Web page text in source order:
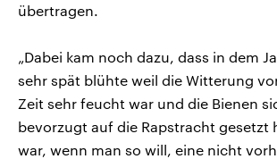
übertragen.
„Dabei kam noch dazu, dass in dem
sehr spät blühte weil die Witterung
Zeit sehr feucht war und die Bienen
bevorzugt auf die Rapstracht gesetzt
war, wenn man so will, eine nicht